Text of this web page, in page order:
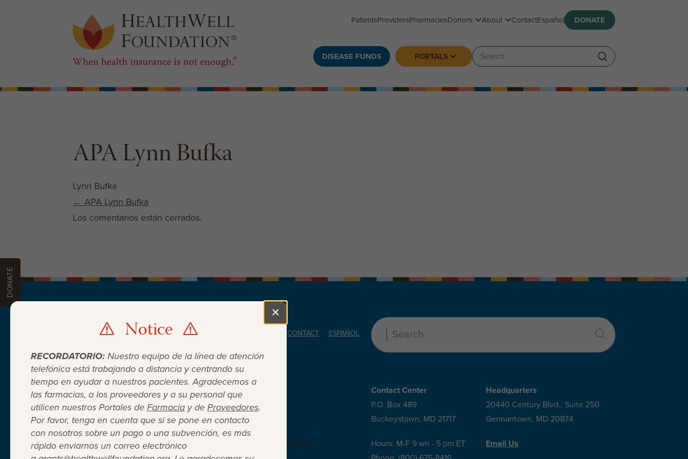
Notice
RECORDATORIO: Nuestro equipo de la línea de atención
telefónica está trabajando a distancia y centrando su
tiempo en ayudar a nuestros pacientes. Agradecemos a
las farmacias, a los proveedores y a su personal que
utilicen nuestros Portales de Farmacia y de Proveedores.
Por favor, tenga en cuenta que si se pone en contacto
con nosotros sobre un pago o una subvención, es más
rápido enviarnos un correo electrónico
Close
×
PatientsProvidersPharmaciesDonors Toggle submenu
AboutToggle submenu
ContactEspañol DONATE
DISEASE FUNDS PORTALS Toggle submenu
Search:
APA Lynn Bufka
Lynn Bufka
Post navigation
← APA Lynn Bufka
Los comentarios están cerrados.
PATIENTS PROVIDERS PHARMACIES CONTACT
ESPAÑOL
Search:
Cuando el seguro médico no es suficiente ®
Contact Center
P.O. Box 489
Buckeystown, MD 21717
Hours: M-F 9 am - 5 pm ET
Headquarters
20440 Century Blvd., Suite 250
Germantown, MD 20874
Email Us
DONATE